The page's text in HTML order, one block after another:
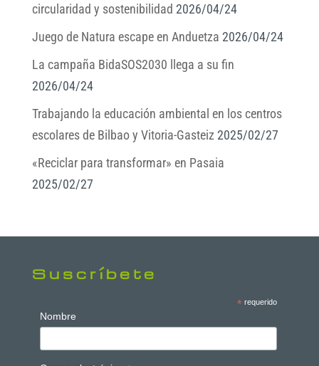
circularidad y sostenibilidad 2026/04/24
Juego de Natura escape en Anduetza 2026/04/24
La campaña BidaSOS2030 llega a su fin
2026/04/24
Trabajando la educación ambiental en los centros
escolares de Bilbao y Vitoria-Gasteiz 2025/02/27
«Reciclar para transformar» en Pasaia
2025/02/27
Suscríbete
* requerido
Nombre